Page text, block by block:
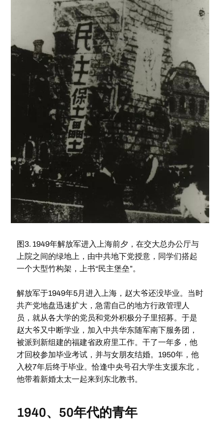
图3. 1949年解放军进入上海前夕，在交大总办公厅与
上院之间的绿地上，由中共地下党授意，同学们搭起
一个大型竹构架，上书“民主堡垒”。
解放军于1949年5月进入上海，赵大爷还没毕业。当时
共产党地盘迅速扩大，急需自己的地方行政管理人
员，就从各大学的党员和党外积极分子里招募。于是
赵大爷又中断学业，加入中共华东随军南下服务团，
被派到新组建的福建省政府里工作。干了一年多，他
才回校参加毕业考试，并与女朋友结婚。1950年，他
入校7年后终于毕业。恰逢中央号召大学生支援东北，
他带着新婚太太一起来到东北教书。
1940、50年代的青年